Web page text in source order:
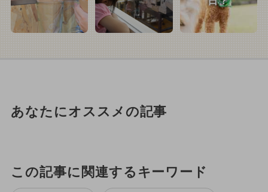
あなたにオススメの記事
この記事に関連するキーワード